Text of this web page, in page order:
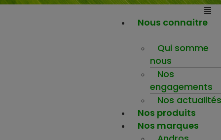
Nous connaitre
Qui somme
nous
Nos
engagements
Nos actualités
Nos produits
Nos marques